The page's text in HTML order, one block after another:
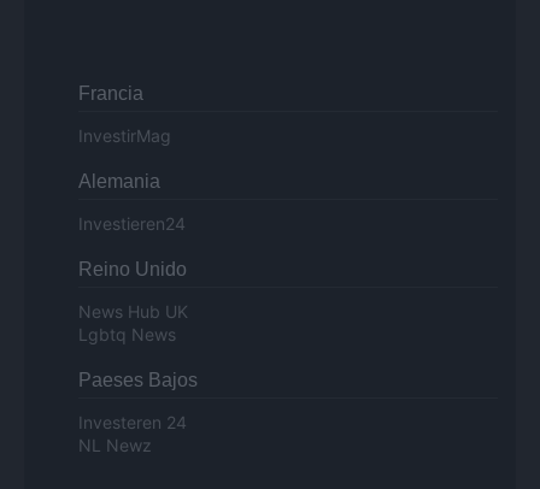
Francia
InvestirMag
Alemania
Investieren24
Reino Unido
News Hub UK
Lgbtq News
Paeses Bajos
Investeren 24
NL Newz